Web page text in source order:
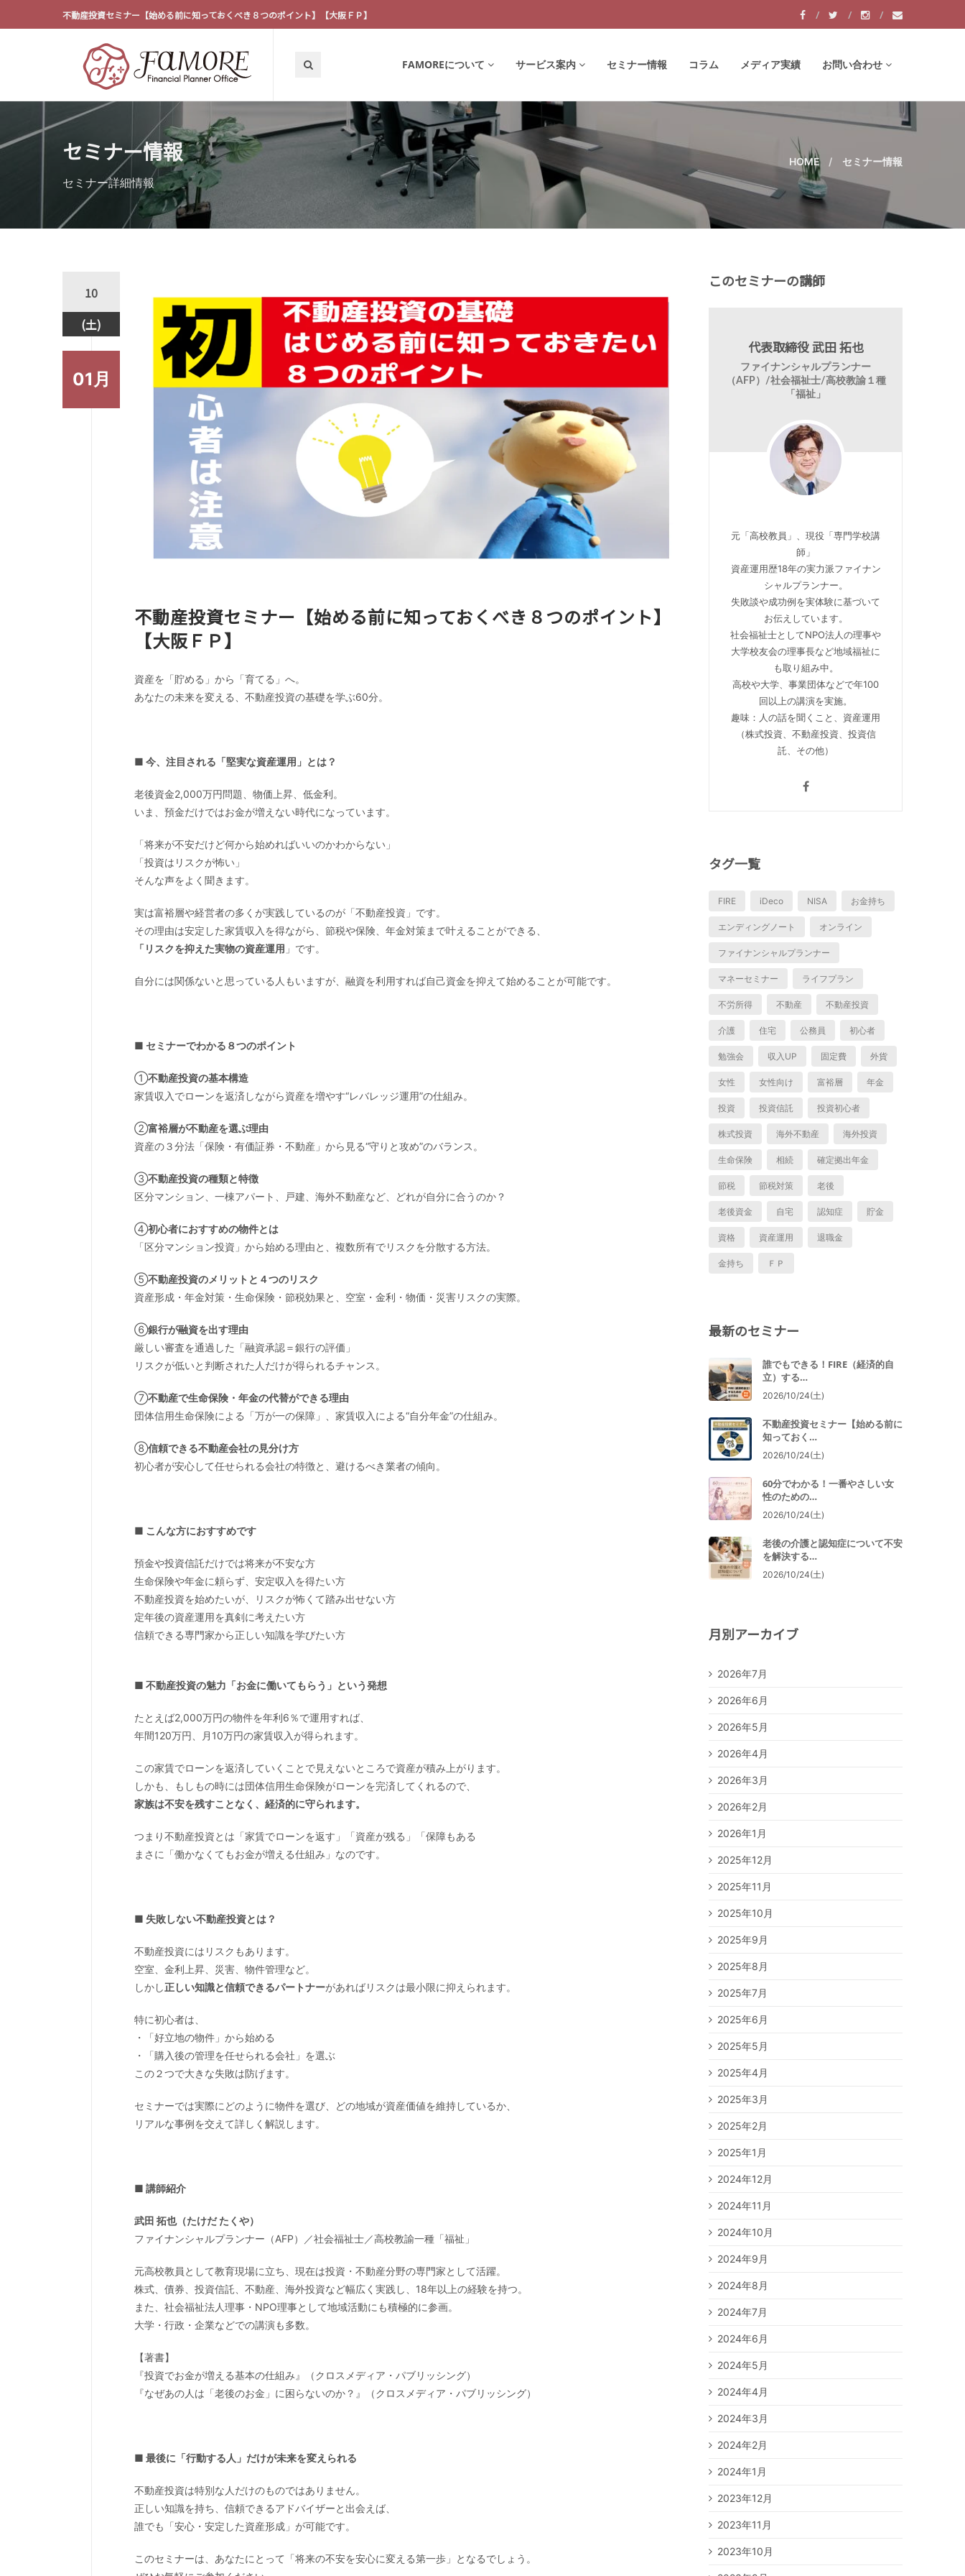
不動産投資セミナー【始める前に知っておくべき８つのポイント】【大阪ＦＰ】
FAMOREについて サービス案内 セミナー情報 コラム メディア実績 お問い合わせ
セミナー情報
セミナー詳細情報
HOME セミナー情報
10
(土)
01月
不動産投資セミナー【始める前に知っておくべき８つのポイント】
【大阪ＦＰ】
資産を「貯める」から「育てる」へ。
あなたの未来を変える、不動産投資の基礎を学ぶ60分。
■ 今、注目される「堅実な資産運用」とは？
老後資金2,000万円問題、物価上昇、低金利。
いま、預金だけではお金が増えない時代になっています。
「将来が不安だけど何から始めればいいのかわからない」
「投資はリスクが怖い」
そんな声をよく聞きます。
実は富裕層や経営者の多くが実践しているのが「不動産投資」です。
その理由は安定した家賃収入を得ながら、節税や保険、年金対策まで叶えることができる、
「リスクを抑えた実物の資産運用 」です。
自分には関係ないと思っている人もいますが、融資を利用すれば自己資金を抑えて始めることが可能です。
■ セミナーでわかる８つのポイント
①不動産投資の基本構造
家賃収入でローンを返済しながら資産を増やす“レバレッジ運用”の仕組み。
②富裕層が不動産を選ぶ理由
資産の３分法「保険・有価証券・不動産」から見る“守りと攻め”のバランス。
③不動産投資の種類と特徴
区分マンション、一棟アパート、戸建、海外不動産など、どれが自分に合うのか？
④初心者におすすめの物件とは
「区分マンション投資」から始める理由と、複数所有でリスクを分散する方法。
⑤不動産投資のメリットと４つのリスク
資産形成・年金対策・生命保険・節税効果と、空室・金利・物価・災害リスクの実際。
⑥銀行が融資を出す理由
厳しい審査を通過した「融資承認＝銀行の評価」
リスクが低いと判断された人だけが得られるチャンス。
⑦不動産で生命保険・年金の代替ができる理由
団体信用生命保険による「万が一の保障」、家賃収入による“自分年金”の仕組み。
⑧信頼できる不動産会社の見分け方
初心者が安心して任せられる会社の特徴と、避けるべき業者の傾向。
■ こんな方におすすめです
預金や投資信託だけでは将来が不安な方
生命保険や年金に頼らず、安定収入を得たい方
不動産投資を始めたいが、リスクが怖くて踏み出せない方
定年後の資産運用を真剣に考えたい方
信頼できる専門家から正しい知識を学びたい方
■ 不動産投資の魅力「お金に働いてもらう」という発想
たとえば2,000万円の物件を年利6％で運用すれば、
年間120万円、月10万円の家賃収入が得られます。
この家賃でローンを返済していくことで見えないところで資産が積み上がります。
しかも、もしもの時には団体信用生命保険がローンを完済してくれるので、
家族は不安を残すことなく、経済的に守られます。
つまり不動産投資とは「家賃でローンを返す」「資産が残る」「保障もある
まさに「働かなくてもお金が増える仕組み」なのです。
■ 失敗しない不動産投資とは？
不動産投資にはリスクもあります。
空室、金利上昇、災害、物件管理など。
しかし正しい知識と信頼できるパートナーがあればリスクは最小限に抑えられます。
特に初心者は、
・「好立地の物件」から始める
・「購入後の管理を任せられる会社」を選ぶ
この２つで大きな失敗は防げます。
セミナーでは実際にどのように物件を選び、どの地域が資産価値を維持しているか、
リアルな事例を交えて詳しく解説します。
■ 講師紹介
武田 拓也（たけだ たくや）
ファイナンシャルプランナー（AFP）／社会福祉士／高校教諭一種「福祉」
元高校教員として教育現場に立ち、現在は投資・不動産分野の専門家として活躍。
株式、債券、投資信託、不動産、海外投資など幅広く実践し、18年以上の経験を持つ。
また、社会福祉法人理事・NPO理事として地域活動にも積極的に参画。
大学・行政・企業などでの講演も多数。
【著書】
『投資でお金が増える基本の仕組み』（クロスメディア・パブリッシング）
『なぜあの人は「老後のお金」に困らないのか？』（クロスメディア・パブリッシング）
■ 最後に「行動する人」だけが未来を変えられる
不動産投資は特別な人だけのものではありません。
正しい知識を持ち、信頼できるアドバイザーと出会えば、
誰でも「安心・安定した資産形成」が可能です。
このセミナーは、あなたにとって「将来の不安を安心に変える第一歩」となるでしょう。
このセミナーの講師
代表取締役 武田 拓也
ファイナンシャルプランナー
（AFP）/社会福祉士/高校教諭１種
「福祉」
元「高校教員」、現役「専門学校講
師」
資産運用歴18年の実力派ファイナン
シャルプランナー。
失敗談や成功例を実体験に基づいて
お伝えしています。
社会福祉士としてNPO法人の理事や
大学校友会の理事長など地域福祉に
も取り組み中。
高校や大学、事業団体などで年100
回以上の講演を実施。
趣味：人の話を聞くこと、資産運用
（株式投資、不動産投資、投資信
託、その他）
タグ一覧
FIRE iDeco NISA お金持ち
エンディングノート オンライン
ファイナンシャルプランナー
マネーセミナー ライフプラン
不労所得 不動産 不動産投資
介護 住宅 公務員 初心者
勉強会 収入UP 固定費 外貨
女性 女性向け 富裕層 年金
投資 投資信託 投資初心者
株式投資 海外不動産 海外投資
生命保険 相続 確定拠出年金
節税 節税対策 老後
老後資金 自宅 認知症 貯金
資格 資産運用 退職金
金持ち ＦＰ
最新のセミナー
誰でもできる！FIRE（経済的自
立）する…
2026/10/24(土)
不動産投資セミナー【始める前に
知っておく…
2026/10/24(土)
60分でわかる！一番やさしい女
性のための…
2026/10/24(土)
老後の介護と認知症について不安
を解決する…
2026/10/24(土)
月別アーカイブ
2026年7月
2026年6月
2026年5月
2026年4月
2026年3月
2026年2月
2026年1月
2025年12月
2025年11月
2025年10月
2025年9月
2025年8月
2025年7月
2025年6月
2025年5月
2025年4月
2025年3月
2025年2月
2025年1月
2024年12月
2024年11月
2024年10月
2024年9月
2024年8月
2024年7月
2024年6月
2024年5月
2024年4月
2024年3月
2024年2月
2024年1月
2023年12月
2023年11月
2023年10月